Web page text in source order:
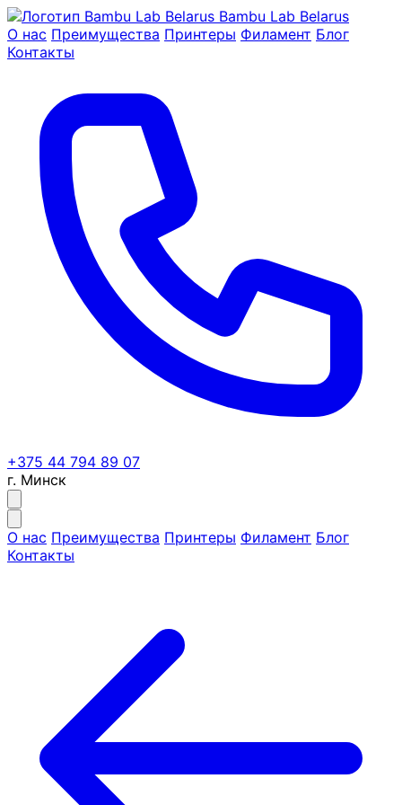
Bambu Lab Belarus
О нас Преимущества Принтеры Филамент Блог
Контакты
+375 44 794 89 07
г. Минск
О нас Преимущества Принтеры Филамент Блог
Контакты